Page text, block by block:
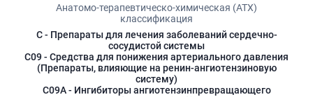
Анатомо-терапевтическо-химическая (АТХ)
классификация
C- Препараты для лечения заболеваний сердечно-
сосудистой системы
C09- Средства для понижения артериального давления
(Препараты, влияющие на ренин-ангиотензиновую
систему)
C09A- Ингибиторы ангиотензинпревращающего